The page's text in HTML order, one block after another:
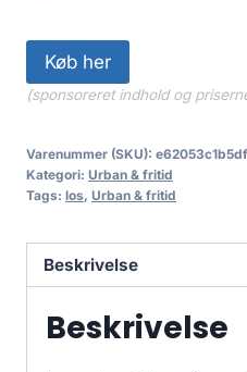
Køb her
(sponsoreret indhold og
Varenummer (SKU): e62053c1b5df
Kategori: Urban & fritid
Tags: los, Urban & fritid
Beskrivelse
Beskrivelse